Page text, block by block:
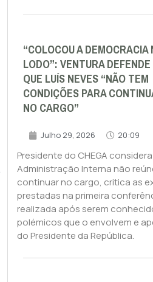
“COLOCOU A DEMOCRACIA
LODO”: VENTURA DEFENDE
QUE LUÍS NEVES “NÃO TEM
CONDIÇÕES PARA
NO CARGO”
Julho 29, 2026 20:09
Presidente do CHEGA
Administração Interna não
continuar no cargo, critica as
prestadas na primeira
realizada após serem
polémicos que o envolvem e
do Presidente da República.